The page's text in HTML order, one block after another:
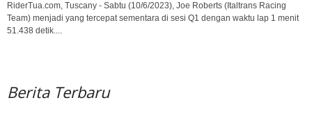
RiderTua.com, Tuscany - Sabtu (10/6/2023), Joe Roberts (Italtrans Racing
Team) menjadi yang tercepat sementara di sesi Q1 dengan waktu lap 1 menit
51.438 detik....
Berita Terbaru